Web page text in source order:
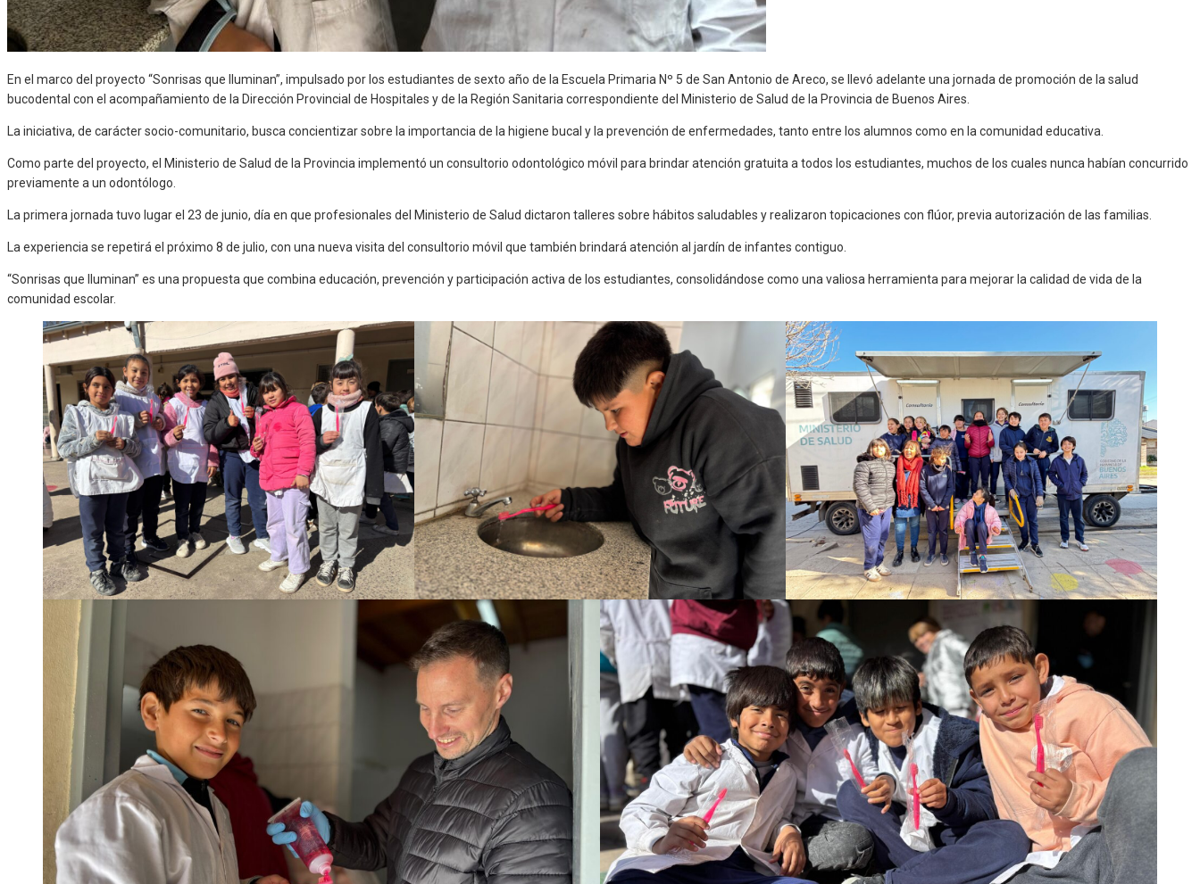
En el marco del proyecto “Sonrisas que Iluminan”, impulsado por los estudiantes de sexto año de la Escuela Primaria Nº 5 de San Antonio de Areco, se llevó adelante una jornada de promoción de la salud
bucodental con el acompañamiento de la Dirección Provincial de Hospitales y de la Región Sanitaria correspondiente del Ministerio de Salud de la Provincia de Buenos Aires.
La iniciativa, de carácter socio-comunitario, busca concientizar sobre la importancia de la higiene bucal y la prevención de enfermedades, tanto entre los alumnos como en la comunidad educativa.
Como parte del proyecto, el Ministerio de Salud de la Provincia implementó un consultorio odontológico móvil para brindar atención gratuita a todos los estudiantes, muchos de los cuales nunca habían concurrido
previamente a un odontólogo.
La primera jornada tuvo lugar el 23 de junio, día en que profesionales del Ministerio de Salud dictaron talleres sobre hábitos saludables y realizaron topicaciones con flúor, previa autorización de las familias.
La experiencia se repetirá el próximo 8 de julio, con una nueva visita del consultorio móvil que también brindará atención al jardín de infantes contiguo.
“Sonrisas que Iluminan” es una propuesta que combina educación, prevención y participación activa de los estudiantes, consolidándose como una valiosa herramienta para mejorar la calidad de vida de la
comunidad escolar.